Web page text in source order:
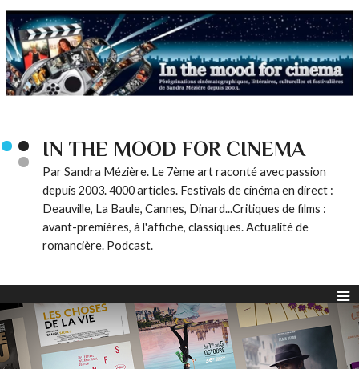
IN THE MOOD FOR CINEMA
Par Sandra Mézière. Le 7ème art raconté avec passion
depuis 2003. 4000 articles. Festivals de cinéma en direct :
Deauville, La Baule, Cannes, Dinard...Critiques de films :
avant-premières, à l'affiche, classiques. Actualité de
romancière. Podcast.